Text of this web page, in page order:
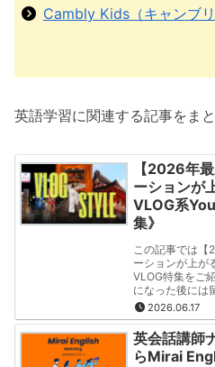
Cambly Kids（キャンブリ
英語学習に関連する記事をまと
【2026年
ーションが
VLOG系
集》
この記事では【
ーションが上が
VLOG特集をご
になった後には
職など様々な選
は「海外Vlog」
投稿している
す。
2026.06.17
英会話講師
らMirai